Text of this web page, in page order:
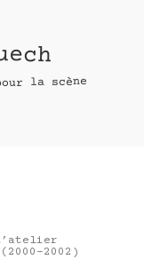
:
la scène
2002)